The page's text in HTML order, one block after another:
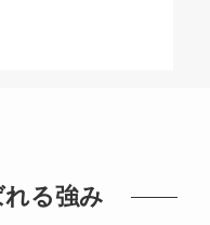
る強み